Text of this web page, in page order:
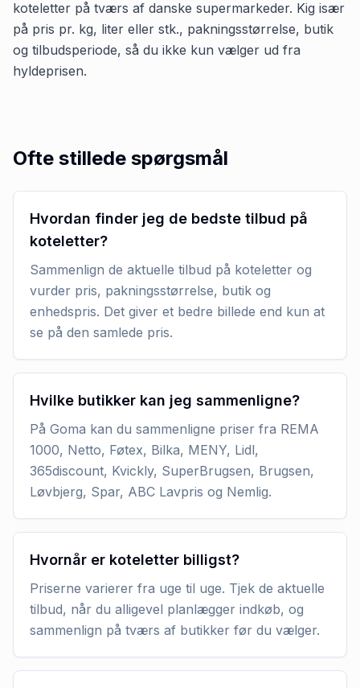
koteletter på tværs af danske supermarkeder. Kig især
på pris pr. kg, liter eller stk., pakningsstørrelse, butik
og tilbudsperiode, så du ikke kun vælger ud fra
hyldeprisen.
Ofte stillede spørgsmål
Hvordan finder jeg de bedste tilbud på
koteletter?
Sammenlign de aktuelle tilbud på koteletter og
vurder pris, pakningsstørrelse, butik og
enhedspris. Det giver et bedre billede end kun at
se på den samlede pris.
Hvilke butikker kan jeg sammenligne?
På Goma kan du sammenligne priser fra REMA
1000, Netto, Føtex, Bilka, MENY, Lidl,
365discount, Kvickly, SuperBrugsen, Brugsen,
Løvbjerg, Spar, ABC Lavpris og Nemlig.
Hvornår er koteletter billigst?
Priserne varierer fra uge til uge. Tjek de aktuelle
tilbud, når du alligevel planlægger indkøb, og
sammenlign på tværs af butikker før du vælger.